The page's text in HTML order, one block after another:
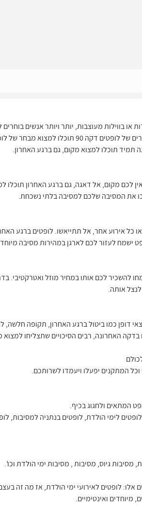
בווילות מעוצבות, יותר ויותר אנשים בוחרים
מושקעים ויוקרתיים או לבלות כמה ימי חופשה בתוך לופט
תוכלו למצוא מקום, גם ברגע האחרון.
מקום, אל דאגה, גם ברגע האחרון תוכלו
את המסיבה שלכם למסיבה בלתי נשכחת.
אירוע אחר, אל תתייאשו. לופטים ברגע
ישמח לעזור לכם לארגן במהירות מסיבה
להשכיר לכם אותו במחיר מוזל ואטרקטיבי.
אותה.
דופן כמו ביטול ברגע האחרון, תקופה
המתקנים יפעלו ויעמדו לשרותכם.
המתאים ולחגוג בכיף.
לימי הולדת, לופטים בנתניה למסיבות,
גיוס, מסיבות , מסיבות ימי הולדת וכו'.
לופטים לאירועי ימי הולדת, אז מה זה